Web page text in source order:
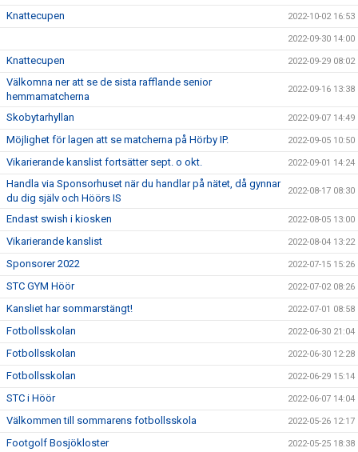
Knattecupen 2022-10-02 16:53
2022-09-30 14:00
Knattecupen 2022-09-29 08:02
Välkomna ner att se de sista rafflande senior
hemmamatcherna
2022-09-16 13:38
Skobytarhyllan 2022-09-07 14:49
Möjlighet för lagen att se matcherna på Hörby IP. 2022-09-05 10:50
Vikarierande kanslist fortsätter sept. o okt. 2022-09-01 14:24
Handla via Sponsorhuset när du handlar på nätet, då gynnar
du dig själv och Höörs IS
2022-08-17 08:30
Endast swish i kiosken 2022-08-05 13:00
Vikarierande kanslist 2022-08-04 13:22
Sponsorer 2022 2022-07-15 15:26
STC GYM Höör 2022-07-02 08:26
Kansliet har sommarstängt! 2022-07-01 08:58
Fotbollsskolan 2022-06-30 21:04
Fotbollsskolan 2022-06-30 12:28
Fotbollsskolan 2022-06-29 15:14
STC i Höör 2022-06-07 14:04
Välkommen till sommarens fotbollsskola 2022-05-26 12:17
Footgolf Bosjökloster 2022-05-25 18:38